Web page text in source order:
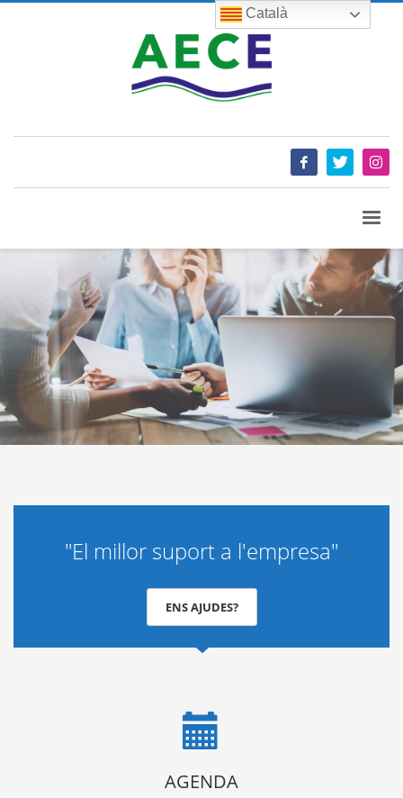
"El millor suport a l'empresa"
ENS AJUDES?
AGENDA
Català